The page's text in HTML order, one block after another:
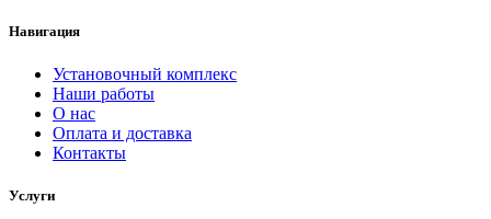
Навигация
Установочный комплекс
Наши работы
О нас
Оплата и доставка
Контакты
Услуги